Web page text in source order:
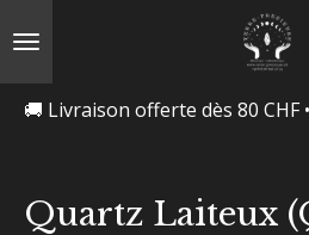
🚚 Livraison offerte dès 80 CHF
Quartz Laiteux